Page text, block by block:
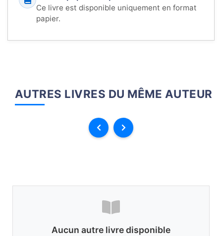
Ce livre est disponible uniquement en format
papier.
AUTRES LIVRES DU MÊME AUTEUR
Aucun autre livre disponible